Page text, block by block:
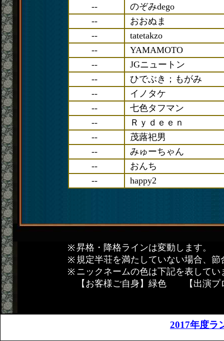
--
のぞみdego
--
おおぬま
--
tatetakzo
--
YAMAMOTO
--
JGニュートン
--
ひでぶき；もがみ
--
イノタケ
--
七色タフマン
--
Ｒｙｄｅｅｎ
--
茂蕗祀男
--
みゅーちゃん
--
おんち
--
happy2
昇格・降格ラインは変動します。
規定半荘を満たしていない場合、
ニックネームの色は下記を表してい
【お客様ご自身】緑色 【出演
2017年度ラ